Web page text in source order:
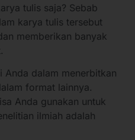
tulis saja? Sebab
karya tulis tersebut
memberikan banyak
Anda dalam menerbitkan
format lainnya.
Anda gunakan untuk
ilmiah adalah